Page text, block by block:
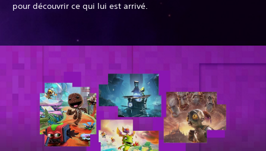
pour découvrir ce qui lui est arrivé.